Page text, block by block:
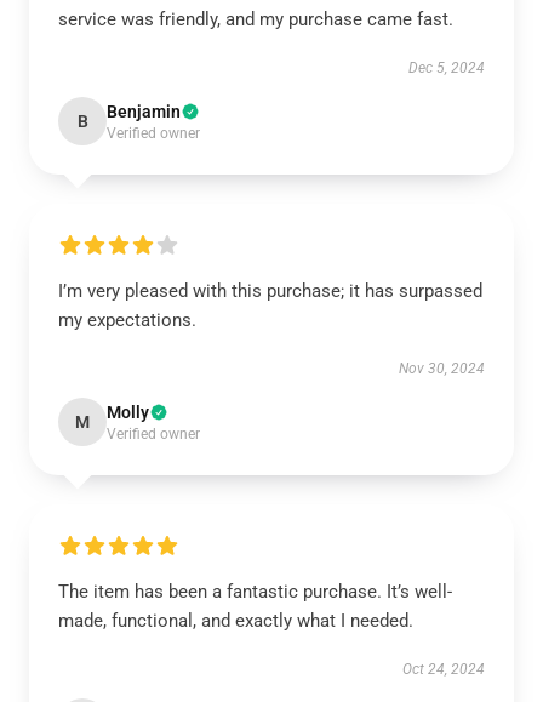
service was friendly, and my purchase came fast.
Dec 5, 2024
B Benjamin
Verified owner
I’m very pleased with this purchase; it has surpassed
my expectations.
Nov 30, 2024
M Molly
Verified owner
The item has been a fantastic purchase. It’s well-
made, functional, and exactly what I needed.
Oct 24, 2024